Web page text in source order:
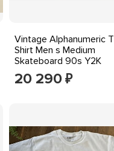
Vintage Alphanumeric T
Shirt Men s Medium
Skateboard 90s Y2K
Streetwear Rare
20 290 ₽